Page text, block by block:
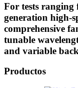
For tests ranging
generation high-
comprehensive
tunable
and variable
Productos